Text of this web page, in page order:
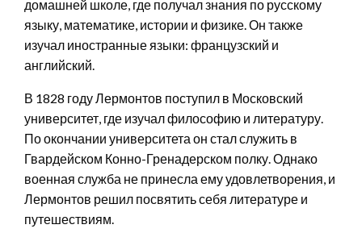
домашней школе, где получал знания по русскому
языку, математике, истории и физике. Он также
изучал иностранные языки: французский и
английский.
В 1828 году Лермонтов поступил в Московский
университет, где изучал философию и литературу.
По окончании университета он стал служить в
Гвардейском Конно-Гренадерском полку. Однако
военная служба не принесла ему удовлетворения, и
Лермонтов решил посвятить себя литературе и
путешествиям.